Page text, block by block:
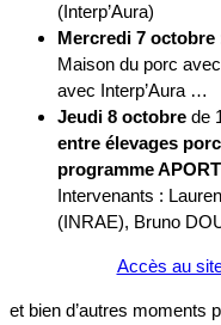
(Interp’Aura)
Mercredi 7 octobre
Maison du porc
avec Interp’Aura …
Jeudi 8 octobre de
entre élevages
programme
Intervenants :
(INRAE), Bruno
Accès au
et bien d’autres moments